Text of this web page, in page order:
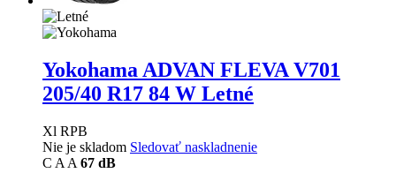
Yokohama ADVAN FLEVA V701
205/40 R17 84 W Letné
Xl RPB
Nie je skladom Sledovať naskladnenie
C A A 67 dB